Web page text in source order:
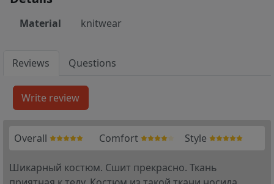
Material knitwear
Reviews Questions
Overall Comfort Style
Шикарный костюм. Сшит прекрасно. Ткань